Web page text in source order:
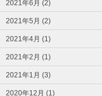
2021年6月 (2)
2021年5月 (2)
2021年4月 (1)
2021年2月 (1)
2021年1月 (3)
2020年12月 (1)